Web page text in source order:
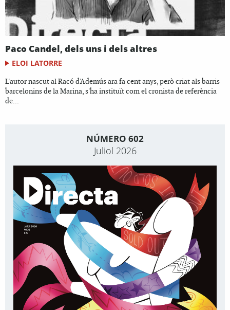
Paco Candel, dels uns i dels altres
ELOI LATORRE
L'autor nascut al Racó d'Ademús ara fa cent anys, però criat als barris
barcelonins de la Marina, s'ha instituït com el cronista de referència
de...
NÚMERO 602
Juliol 2026